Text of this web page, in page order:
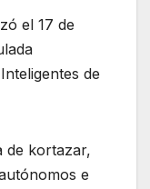
el 17 de
de
de kortazar,
e